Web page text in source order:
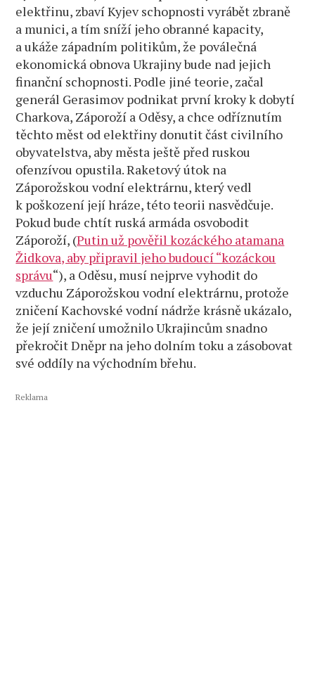
elektřinu, zbaví Kyjev schopnosti vyrábět zbraně
a munici, a tím sníží jeho obranné kapacity,
a ukáže západním politikům, že poválečná
ekonomická obnova Ukrajiny bude nad jejich
finanční schopnosti. Podle jiné teorie, začal
generál Gerasimov podnikat první kroky k dobytí
Charkova, Záporoží a Oděsy, a chce odříznutím
těchto měst od elektřiny donutit část civilního
obyvatelstva, aby města ještě před ruskou
ofenzívou opustila. Raketový útok na
Záporožskou vodní elektrárnu, který vedl
k poškození její hráze, této teorii nasvědčuje.
Pokud bude chtít ruská armáda osvobodit
Záporoží, (Putin už pověřil kozáckého atamana
Židkova, aby připravil jeho budoucí “kozáckou
správu“), a Oděsu, musí nejprve vyhodit do
vzduchu Záporožskou vodní elektrárnu, protože
zničení Kachovské vodní nádrže krásně ukázalo,
že její zničení umožnilo Ukrajincům snadno
překročit Dněpr na jeho dolním toku a zásobovat
své oddíly na východním břehu.
Reklama